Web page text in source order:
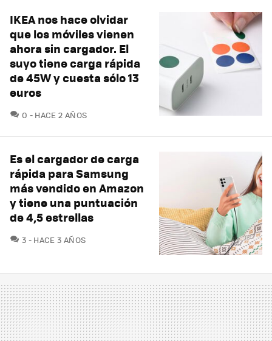
IKEA nos hace olvidar
que los móviles vienen
ahora sin cargador. El
suyo tiene carga rápida
de 45W y cuesta sólo 13
euros
0 COMENTARIOS
HACE 2 AÑOS
Es el cargador de carga
rápida para Samsung
más vendido en Amazon
y tiene una puntuación
de 4,5 estrellas
3 COMENTARIOS
HACE 3 AÑOS